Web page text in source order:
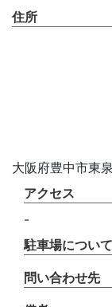
住所
大阪府豊中市東
アクセス
-
駐車場について
問い合わせ先